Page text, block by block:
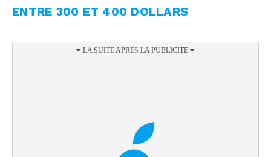
ENTRE 300 ET 400 DOLLARS